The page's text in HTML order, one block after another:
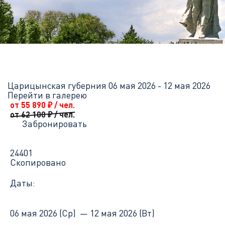
Царицынская губерния 06 мая 2026 - 12 мая 2026
Перейти в галерею
от 55 890 ₽/ чел.
от 62 100₽/ чел.
Забронировать
24401
Скопировано
Даты:
06 мая 2026 (Ср) — 12 мая 2026 (Вт)